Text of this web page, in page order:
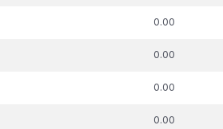
0.00
0.00
0.00
0.00